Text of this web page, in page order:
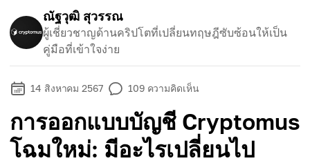
ณัฐวุฒิ สุวรรณ
ผู้เชี่ยวชาญด้านคริปโตที่เปลี่ยนทฤษฎีซับซ้อนให้เป็น
คู่มือที่เข้าใจง่าย
14 สิงหาคม 2567 109 ความคิดเห็น
การออกแบบบัญชี Cryptomus
โฉมใหม่: มีอะไรเปลี่ยนไป